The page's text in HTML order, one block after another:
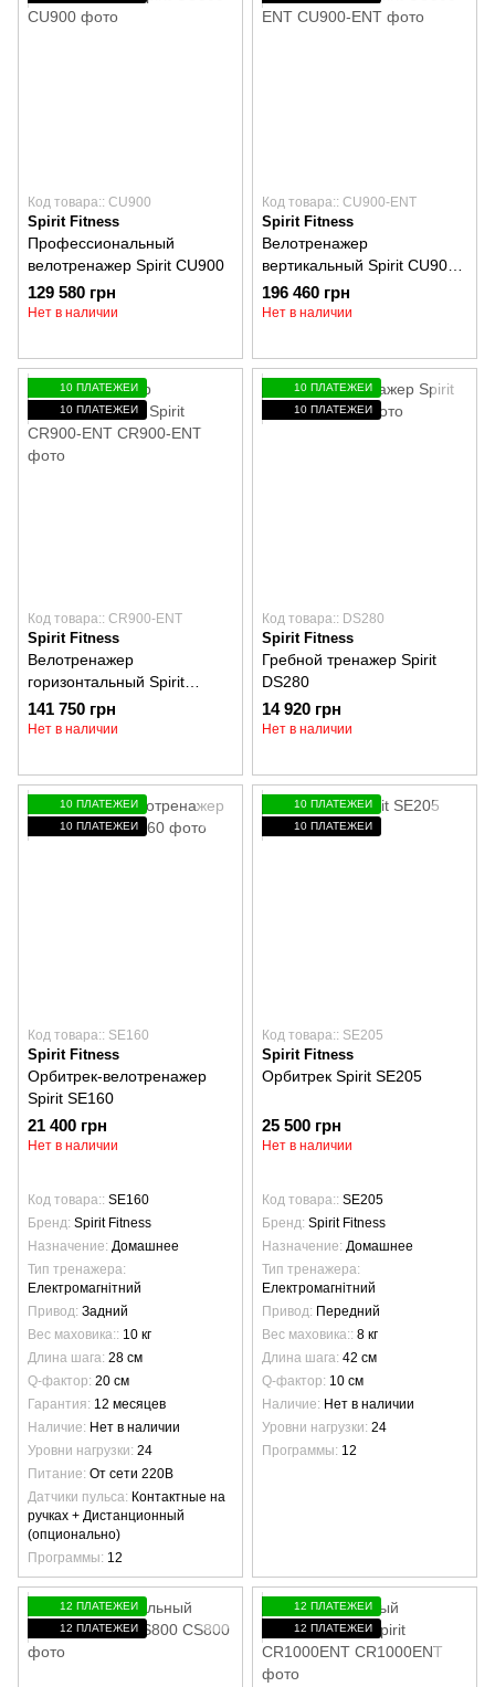
Код товара:: CU900
Spirit Fitness
Профессиональный
велотренажер Spirit CU900
129 580 грн
Нет в наличии
Код товара:: CU900-ENT
Spirit Fitness
Велотренажер
вертикальный Spirit CU900-
ENT
196 460 грн
Нет в наличии
10 ПЛАТЕЖЕЙ
10 ПЛАТЕЖЕЙ
Код товара:: CR900-ENT
Spirit Fitness
Велотренажер
горизонтальный Spirit
CR900-ENT
141 750 грн
Нет в наличии
10 ПЛАТЕЖЕЙ
10 ПЛАТЕЖЕЙ
Код товара:: DS280
Spirit Fitness
Гребной тренажер Spirit
DS280
14 920 грн
Нет в наличии
10 ПЛАТЕЖЕЙ
10 ПЛАТЕЖЕЙ
Код товара:: SE160
Spirit Fitness
Орбитрек-велотренажер
Spirit SE160
21 400 грн
Нет в наличии
Код товара: SE160
Бренд Spirit Fitness
Назначение Домашнее
Тип тренажера
Електромагнітний
Привод Задний
Вес маховика: 10 кг
Длина шага 28 см
Q-фактор 20 см
Гарантия 12 месяцев
Наличие
Нет в наличии
Уровни нагрузки 24
Питание От сети 220В
Датчики пульса Контактные на
ручках + Дистанционный
(опционально)
Программы 12
10 ПЛАТЕЖЕЙ
10 ПЛАТЕЖЕЙ
Код товара:: SE205
Spirit Fitness
Орбитрек Spirit SE205
25 500 грн
Нет в наличии
Код товара: SE205
Бренд Spirit Fitness
Назначение Домашнее
Тип тренажера
Електромагнітний
Привод Передний
Вес маховика: 8 кг
Длина шага 42 см
Q-фактор 10 см
Наличие
Нет в наличии
Уровни нагрузки 24
Программы 12
12 ПЛАТЕЖЕЙ
12 ПЛАТЕЖЕЙ
12 ПЛАТЕЖЕЙ
12 ПЛАТЕЖЕЙ